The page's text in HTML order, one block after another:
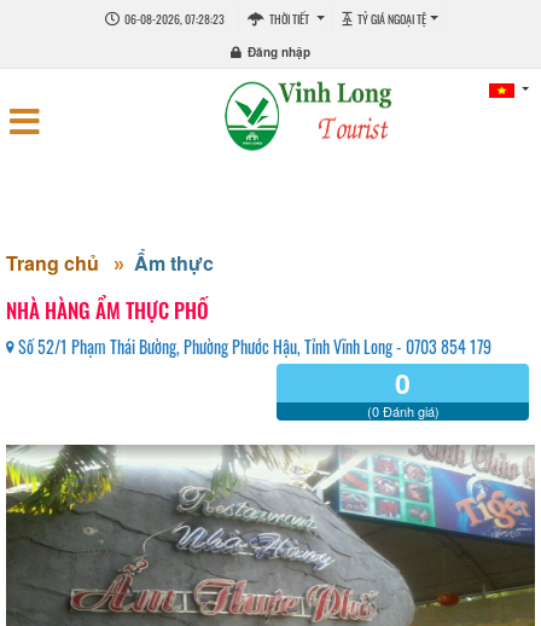
06-08-2026, 07:28:23 THỜI TIẾT TỶ GIÁ NGOẠI TỆ
Đăng nhập
Trang chủ Ẩm thực
NHÀ HÀNG ẨM THỰC PHỐ
Số 52/1 Phạm Thái Bường, Phường Phước Hậu, Tỉnh Vĩnh Long - 0703 854 179
0
(0 Đánh giá)